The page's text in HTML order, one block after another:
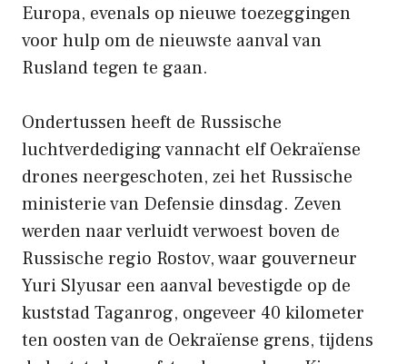
Europa, evenals op nieuwe toezeggingen
voor hulp om de nieuwste aanval van
Rusland tegen te gaan.
Ondertussen heeft de Russische
luchtverdediging vannacht elf Oekraïense
drones neergeschoten, zei het Russische
ministerie van Defensie dinsdag. Zeven
werden naar verluidt verwoest boven de
Russische regio Rostov, waar gouverneur
Yuri Slyusar een aanval bevestigde op de
kuststad Taganrog, ongeveer 40 kilometer
ten oosten van de Oekraïense grens, tijdens